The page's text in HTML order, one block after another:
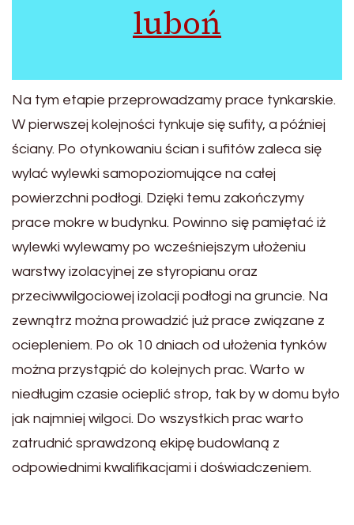
luboń
Na tym etapie przeprowadzamy prace tynkarskie.
W pierwszej kolejności tynkuje się sufity, a później
ściany. Po otynkowaniu ścian i sufitów zaleca się
wylać wylewki samopoziomujące na całej
powierzchni podłogi. Dzięki temu zakończymy
prace mokre w budynku. Powinno się pamiętać iż
wylewki wylewamy po wcześniejszym ułożeniu
warstwy izolacyjnej ze styropianu oraz
przeciwwilgociowej izolacji podłogi na gruncie. Na
zewnątrz można prowadzić już prace związane z
ociepleniem. Po ok 10 dniach od ułożenia tynków
można przystąpić do kolejnych prac. Warto w
niedługim czasie ocieplić strop, tak by w domu było
jak najmniej wilgoci. Do wszystkich prac warto
zatrudnić sprawdzoną ekipę budowlaną z
odpowiednimi kwalifikacjami i doświadczeniem.